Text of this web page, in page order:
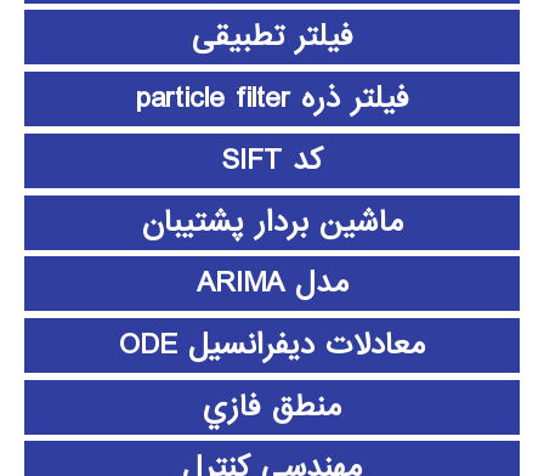
فیلتر تطبیقی
فیلتر ذره particle filter
کد SIFT
ماشین بردار پشتیبان
مدل ARIMA
معادلات دیفرانسیل ODE
منطق فازي